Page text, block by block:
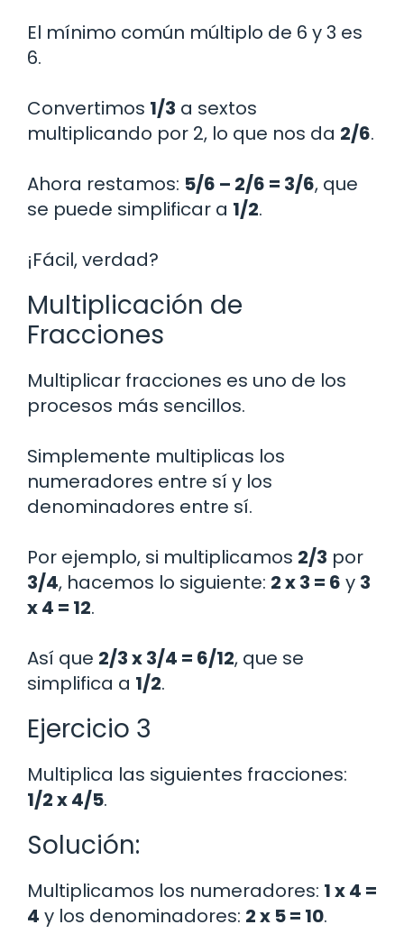
El mínimo común múltiplo de 6 y 3 es
6.
Convertimos 1/3 a sextos
multiplicando por 2, lo que nos da 2/6.
Ahora restamos: 5/6 – 2/6 = 3/6, que
se puede simplificar a 1/2.
¡Fácil, verdad?
Multiplicación de
Fracciones
Multiplicar fracciones es uno de los
procesos más sencillos.
Simplemente multiplicas los
numeradores entre sí y los
denominadores entre sí.
Por ejemplo, si multiplicamos 2/3 por
3/4, hacemos lo siguiente: 2 x 3 = 6 y 3
x 4 = 12.
Así que 2/3 x 3/4 = 6/12, que se
simplifica a 1/2.
Ejercicio 3
Multiplica las siguientes fracciones:
1/2 x 4/5.
Solución:
Multiplicamos los numeradores: 1 x 4 =
4 y los denominadores: 2 x 5 = 10.